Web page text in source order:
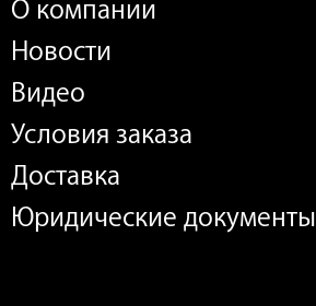
О компании
Новости
Видео
Условия заказа
Доставка
Юридические документы